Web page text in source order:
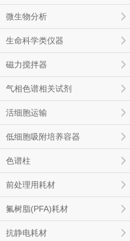
微生物分析
生命科学类仪器
磁力搅拌器
气相色谱相关试剂
活细胞运输
低细胞吸附培养容器
色谱柱
前处理用耗材
氟树脂(PFA)耗材
抗静电耗材